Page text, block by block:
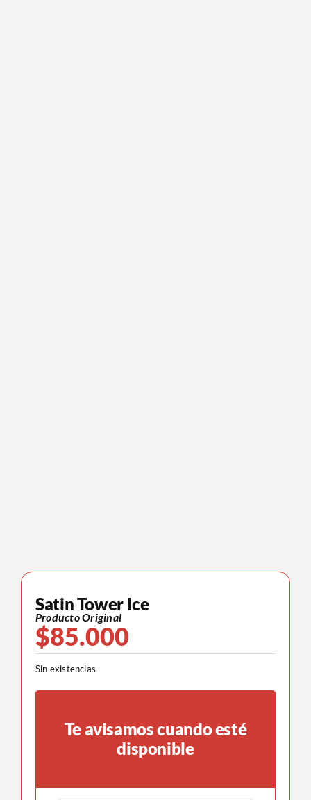
Satin Tower Ice
Producto Original
$85.000
Sin existencias
Te avisamos cuando esté
disponible